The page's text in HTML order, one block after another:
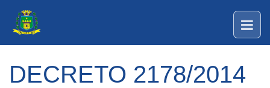
DECRETO 2178/2014